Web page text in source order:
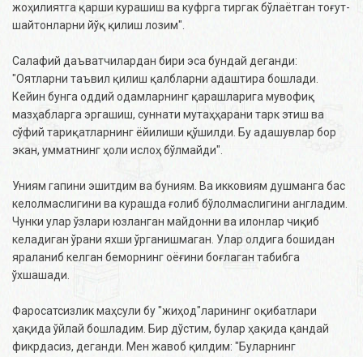
жоҳилиятга қарши курашиш ва куфрга тиргак бўлаётган тоғут-
шайтонларни йўқ қилиш лозим".
Салафий даъватчилардан бири эса бундай деганди:
"Оятларни таъвил қилиш қалбларни адаштира бошлади.
Кейин бунга оддий одамларнинг қарашларига мувофиқ
мазҳабларга эргашиш, суннати мутаҳҳарани тарк этиш ва
сўфий тариқатларнинг ёйилиши қўшилди. Бу адашувлар бор
экан, умматнинг ҳоли ислоҳ бўлмайди".
Униям гапини эшитдим ва буниям. Ва икковиям душманга бас
келолмаслигини ва курашда ғолиб бўлолмаслигини англадим.
Чунки улар ўзлари юзланган майдонни ва илонлар чиқиб
келадиган ўрани яхши ўрганишмаган. Улар олдига бошидан
яраланиб келган беморнинг оёғини боғлаган табибга
ўхшашади.
Фаросатсизлик маҳсули бу "жиҳод"ларининг оқибатлари
ҳақида ўйлай бошладим. Бир дўстим, булар ҳақида қандай
фикрдасиз, деганди. Мен жавоб қилдим: "Буларнинг